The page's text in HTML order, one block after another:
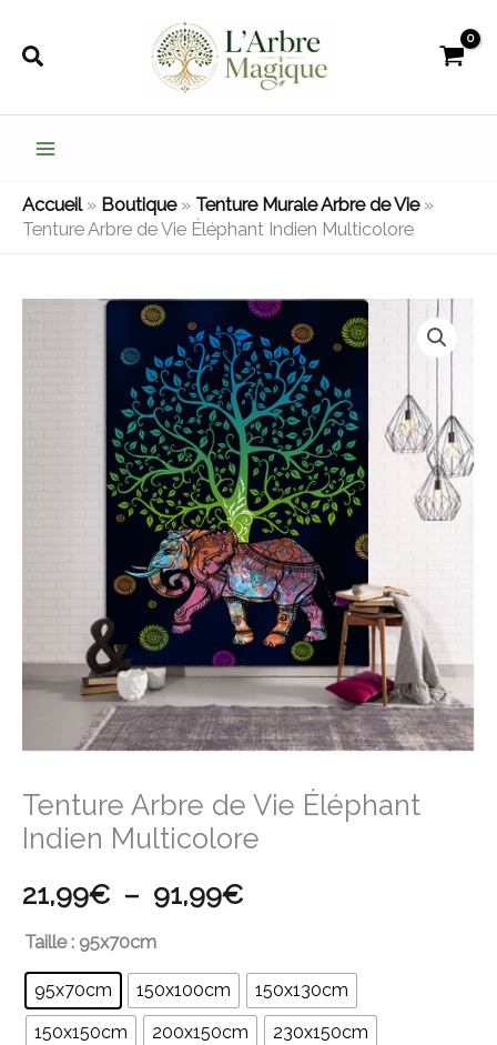
Rechercher
Accueil» Boutique» Tenture Murale Arbre de Vie»
Tenture Arbre de Vie Éléphant Indien Multicolore
Tenture Arbre de Vie Éléphant
Indien Multicolore
21,99€ – 91,99€
Plage
de
prix :
21,99€
à
91,99€
Taille : 95x70cm
95x70cm 150x100cm
150x130cm
150x150cm
200x150cm
230x150cm